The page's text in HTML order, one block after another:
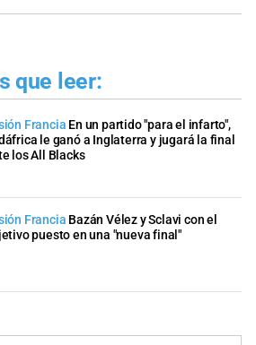
que leer:
Francia En un partido "para el infarto",
le ganó a Inglaterra y jugará la final
los All Blacks
Francia Bazán Vélez y Sclavi con el
puesto en una "nueva final"